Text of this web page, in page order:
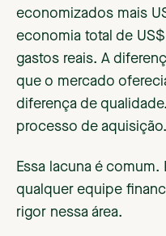
economizados mais
economia total de
gastos reais. A
que o mercado
diferença de
processo de aquisição.
Essa lacuna é
qualquer equipe
rigor nessa área.